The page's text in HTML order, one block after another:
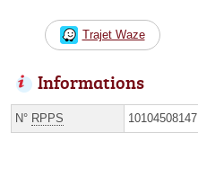
Trajet Waze
Informations
N° RPPS 10104508147